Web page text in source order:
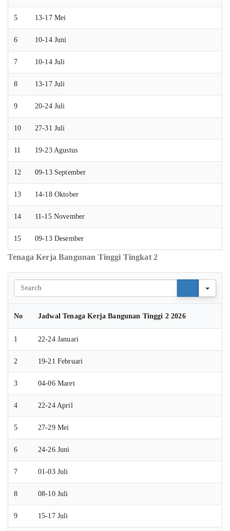
5 13-17 Mei
6 10-14 Juni
7 10-14 Juli
8 13-17 Juli
9 20-24 Juli
10 27-31 Juli
11 19-23 Agustus
12 09-13 September
13 14-18 Oktober
14 11-15 November
15 09-13 Desember
Tenaga Kerja Bangunan Tinggi Tingkat 2
No Jadwal Tenaga Kerja Bangunan Tinggi 2 2026
1 22-24 Januari
2 19-21 Februari
3 04-06 Maret
4 22-24 April
5 27-29 Mei
6 24-26 Juni
7 01-03 Juli
8 08-10 Juli
9 15-17 Juli